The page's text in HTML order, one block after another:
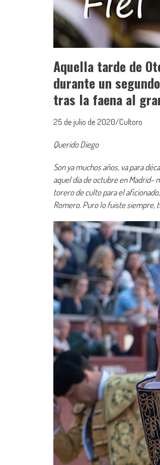
Aquella tarde de
durante un
tras la faena al
25 de julio de 2020/Cultoro
Querido Diego
Son ya muchos años, va para
aquel día de octubre en Madrid-
torero de culto para el
Romero. Puro lo fuiste siempre,